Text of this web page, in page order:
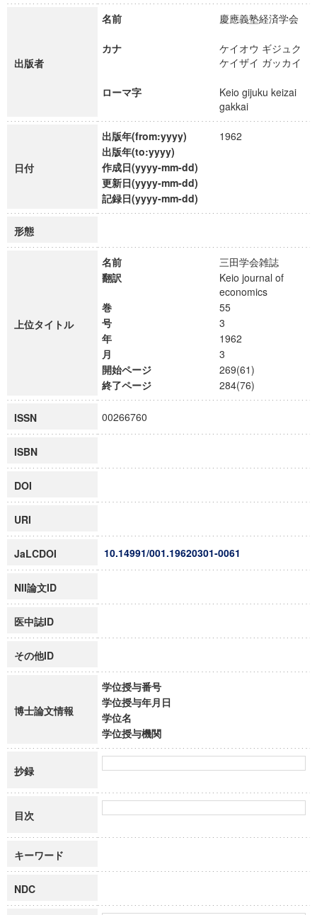
出版者
名前 慶應義塾経済学会
カナ
ケイオウ ギジュク
ケイザイ ガッカイ
ローマ字
Keio gijuku keizai
gakkai
日付
出版年(from:yyyy)
1962
出版年(to:yyyy)
作成日(yyyy-mm-dd)
更新日(yyyy-mm-dd)
記録日(yyyy-mm-dd)
形態
上位タイトル
名前
三田学会雑誌
翻訳
Keio journal of
economics
巻
55
号
3
年
1962
月
3
開始ページ
269(61)
終了ページ
284(76)
ISSN 00266760
ISBN
DOI
URI
JaLCDOI 10.14991/001.19620301-0061
NII論文ID
医中誌ID
その他ID
博士論文情報
学位授与番号
学位授与年月日
学位名
学位授与機関
抄録
目次
キーワード
NDC